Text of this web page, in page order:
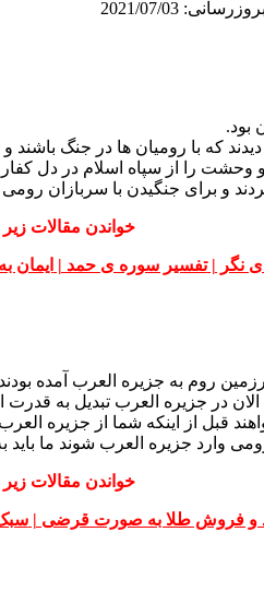
2021/07/03
بود.
که با رومیان ها در جنگ
را از سپاه اسلام در دل
و برای جنگیدن با سربازان
خواندن مقالات
نگر |تفسیر سوره ی حمد | ایمان
روم به جزیره العرب آمده بودند
الان در جزیره العرب تبدیل
قبل از اینکه شما از جزیره
وارد جزیره العرب شوند ما باید
خواندن مقالات
و فروش طلا به صورت قرضی |